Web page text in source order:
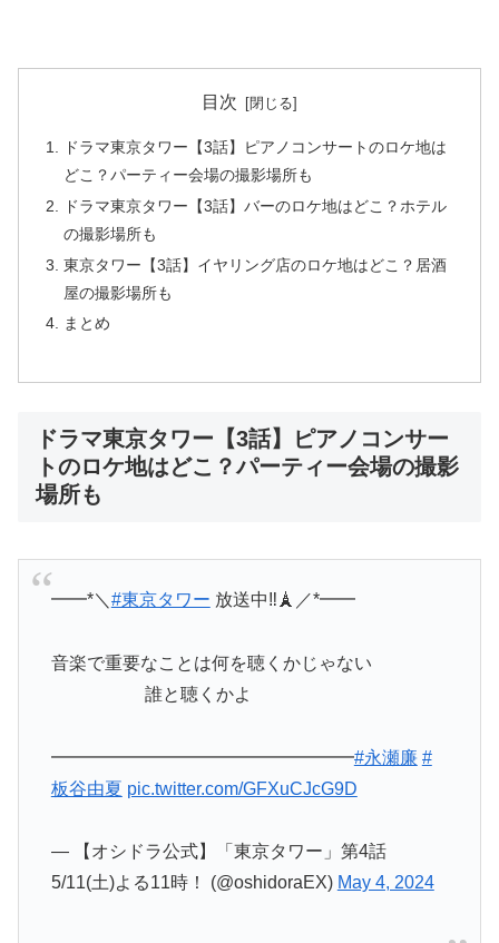
目次
ドラマ東京タワー【3話】ピアノコンサートのロケ地は
どこ？パーティー会場の撮影場所も
ドラマ東京タワー【3話】バーのロケ地はどこ？ホテル
の撮影場所も
東京タワー【3話】イヤリング店のロケ地はどこ？居酒
屋の撮影場所も
まとめ
ドラマ東京タワー【3話】ピアノコンサー
トのロケ地はどこ？パーティー会場の撮影
場所も
━━*＼ #東京タワー 放送中‼︎🗼／*━━
音楽で重要なことは何を聴くかじゃない
誰と聴くかよ
━━━━━━━━━━━━━━━━━#永瀬廉 #
板谷由夏 pic.twitter.com/GFXuCJcG9D
— 【オシドラ公式】「東京タワー」第4話
5/11(土)よる11時！ (@oshidoraEX) May 4, 2024